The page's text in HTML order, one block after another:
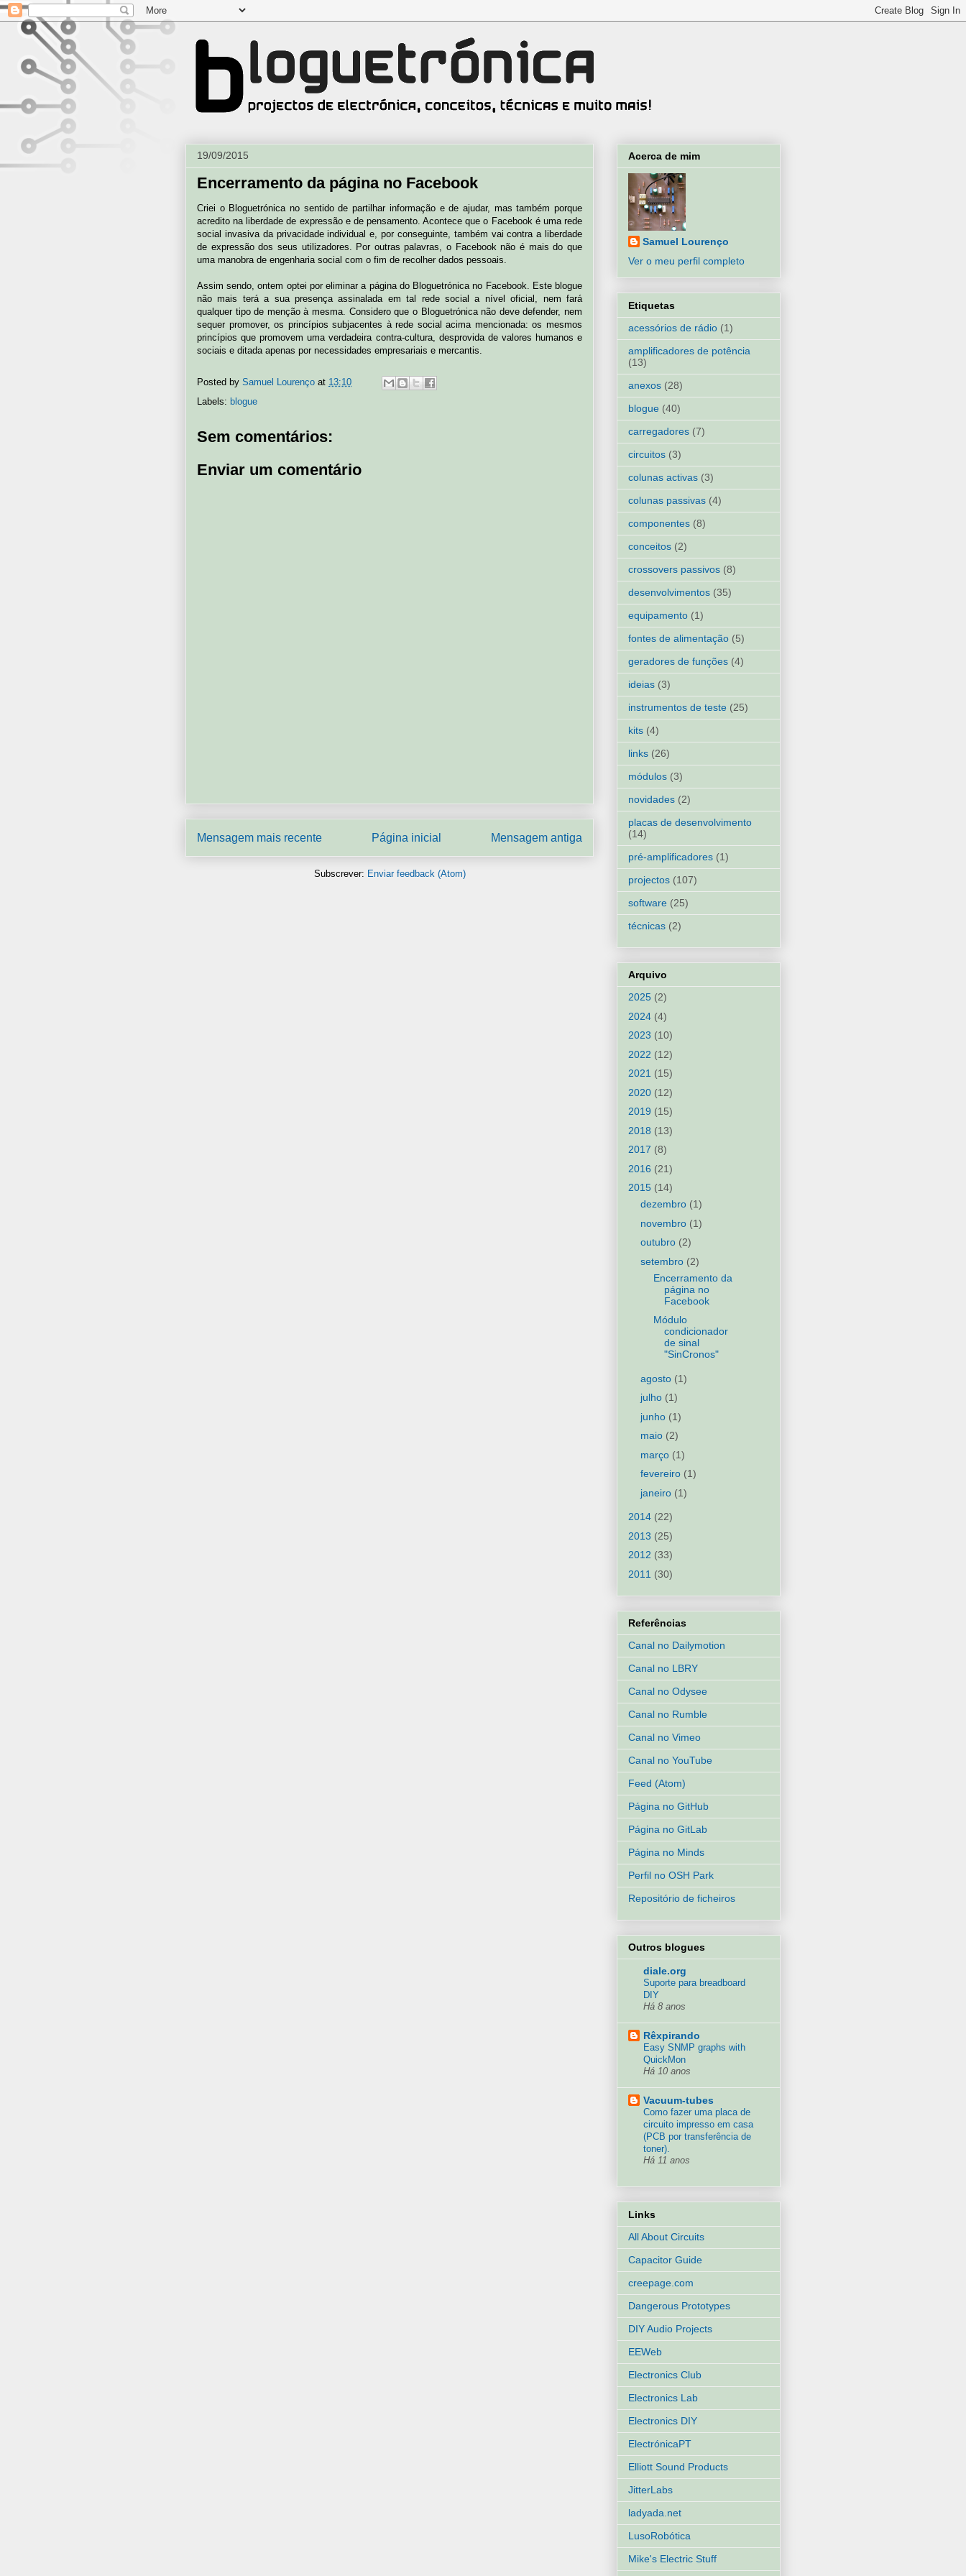
19/09/2015
Encerramento da página no Facebook
Criei o Bloguetrónica no sentido de partilhar informação e de ajudar, mas também porque
acredito na liberdade de expressão e de pensamento. Acontece que o Facebook é uma rede
social invasiva da privacidade individual e, por conseguinte, também vai contra a liberdade
de expressão dos seus utilizadores. Por outras palavras, o Facebook não é mais do que
uma manobra de engenharia social com o fim de recolher dados pessoais.
Assim sendo, ontem optei por eliminar a página do Bloguetrónica no Facebook. Este blogue
não mais terá a sua presença assinalada em tal rede social a nível oficial, nem fará
qualquer tipo de menção à mesma. Considero que o Bloguetrónica não deve defender, nem
sequer promover, os princípios subjacentes à rede social acima mencionada: os mesmos
princípios que promovem uma verdadeira contra-cultura, desprovida de valores humanos e
sociais e ditada apenas por necessidades empresariais e mercantis.
Posted by Samuel Lourenço at 13:10
Labels: blogue
Sem comentários:
Enviar um comentário
Mensagem mais recente Mensagem antiga
Página inicial
Subscrever: Enviar feedback (Atom)
Acerca de mim
Samuel Lourenço
Ver o meu perfil completo
Etiquetas
acessórios de rádio (1)
amplificadores de potência
(13)
anexos (28)
blogue (40)
carregadores (7)
circuitos (3)
colunas activas (3)
colunas passivas (4)
componentes (8)
conceitos (2)
crossovers passivos (8)
desenvolvimentos (35)
equipamento (1)
fontes de alimentação (5)
geradores de funções (4)
ideias (3)
instrumentos de teste (25)
kits (4)
links (26)
módulos (3)
novidades (2)
placas de desenvolvimento
(14)
pré-amplificadores (1)
projectos (107)
software (25)
técnicas (2)
Arquivo
2025 (2)
2024 (4)
2023 (10)
2022 (12)
2021 (15)
2020 (12)
2019 (15)
2018 (13)
2017 (8)
2016 (21)
2015 (14)
dezembro (1)
novembro (1)
outubro (2)
setembro (2)
Encerramento da
página no
Facebook
Módulo
condicionador
de sinal
"SinCronos"
agosto (1)
julho (1)
junho (1)
maio (2)
março (1)
fevereiro (1)
janeiro (1)
2014 (22)
2013 (25)
2012 (33)
2011 (30)
Referências
Canal no Dailymotion
Canal no LBRY
Canal no Odysee
Canal no Rumble
Canal no Vimeo
Canal no YouTube
Feed (Atom)
Página no GitHub
Página no GitLab
Página no Minds
Perfil no OSH Park
Repositório de ficheiros
Outros blogues
diale.org
Suporte para breadboard
DIY
Há 8 anos
Rêxpirando
Easy SNMP graphs with
QuickMon
Há 10 anos
Vacuum-tubes
Como fazer uma placa de
circuito impresso em casa
(PCB por transferência de
toner).
Há 11 anos
Links
All About Circuits
Capacitor Guide
creepage.com
Dangerous Prototypes
DIY Audio Projects
EEWeb
Electronics Club
Electronics Lab
Electronics DIY
ElectrónicaPT
Elliott Sound Products
JitterLabs
ladyada.net
LusoRobótica
Mike's Electric Stuff